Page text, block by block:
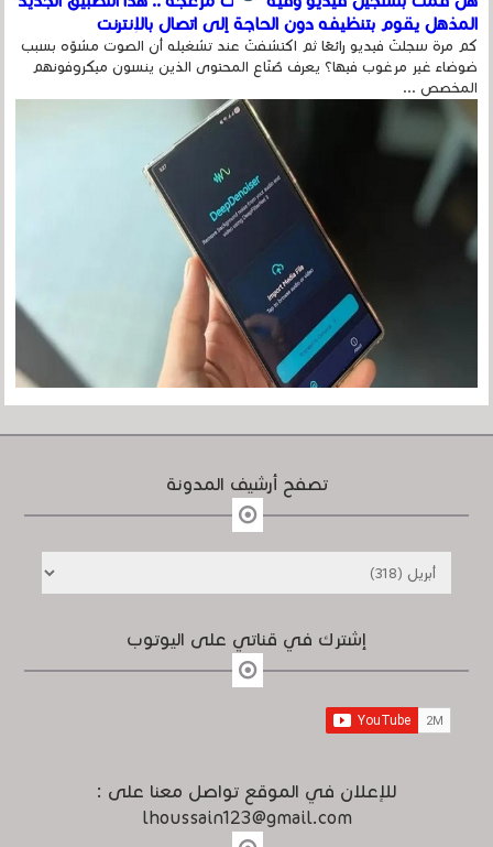
المذهل يقوم بتنظيفه دون الحاجة إلى اتصال بالإنترنت
كم مرة سجلتَ فيديو رائعًا ثم اكتشفتَ عند تشغيله أن الصوت مشوّه بسبب
ضوضاء غير مرغوب فيها؟ يعرف صُنّاع المحتوى الذين ينسون ميكروفونهم
المخصص ...
تصفح أرشيف المدونة
إشترك في قناتي على اليوتوب
للإعلان في الموقع تواصل معنا على :
lhoussain123@gmail.com